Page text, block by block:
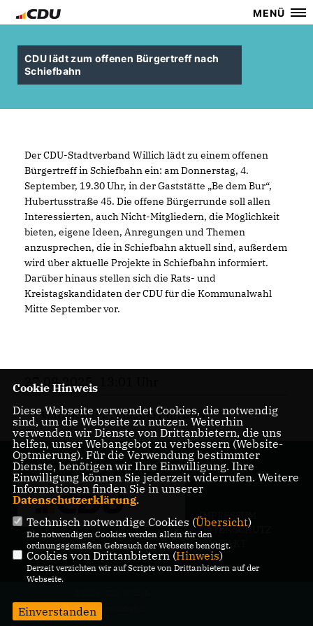
MENÜ
CDU lädt zum offenen Bürgertreff nach
Schiefbahn
Der CDU-Stadtverband Willich lädt zu einem offenen
Bürgertreff in Schiefbahn ein: am Donnerstag, 4.
September, 19.30 Uhr, in der Gaststätte „Be dem Bur“,
Hubertusstraße 45. Die offene Bürgerrunde soll allen
Interessierten, auch Nicht-Mitgliedern, die Möglichkeit
bieten, eigene Ideen, Anregungen und Themen
anzusprechen, die in Schiefbahn aktuell sind, außerdem
wird über aktuelle Projekte in Schiefbahn informiert.
Darüber hinaus stellen sich die Rats- und
Kreistagskandidaten der CDU für die Kommunalwahl
Mitte September vor.
27.08.2025, 13:01 Uhr
WAHLKAMPF,VERANSTALTUNG
IMPRESSUM
DATENSCHUTZ
KONTAKT
Alle Rechte vorbehalten.
Cookie Hinweis
Diese Webseite verwendet Cookies, die notwendig
sind, um die Webseite zu nutzen. Weiterhin
verwenden wir Dienste von Drittanbietern, die uns
helfen, unser Webangebot zu verbessern (Website-
Optmierung). Für die Verwendung bestimmter
Dienste, benötigen wir Ihre Einwilligung. Ihre
Einwilligung können Sie jederzeit widerrufen. Weitere
Informationen finden Sie in unserer
Datenschutzerklärung.
Technisch notwendige Cookies (Übersicht)
Die notwendigen Cookies werden allein für den
ordnungsgemäßen Gebrauch der Webseite benötigt.
Cookies von Drittanbietern (Hinweis)
Derzeit verzichten wir auf Scripte von Drittanbietern auf der
Webseite.
Einverstanden